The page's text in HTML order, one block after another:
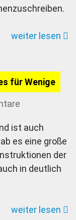
4:
für
den
weiter lesen
für Wenige
2012
Rückblick:
Viel
Schönes
ist auch
es eine große
der
in deutlich
weiter lesen